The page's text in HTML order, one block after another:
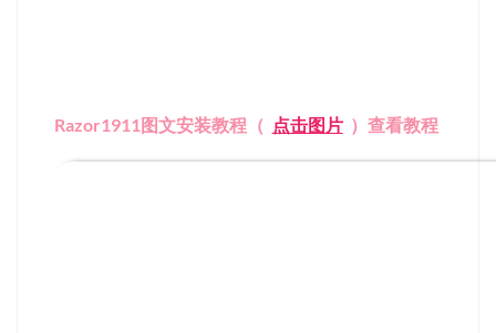
Razor1911图文安装教程（ 点击图片 ）查看教程